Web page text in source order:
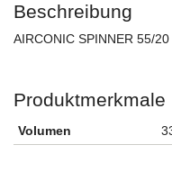
Beschreibung
AIRCONIC SPINNER 55/
Produktmerkmale
Volumen